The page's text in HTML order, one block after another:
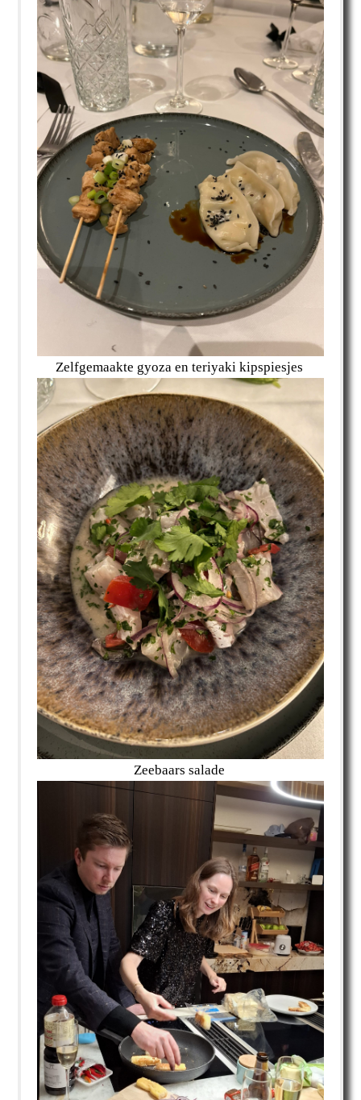
Zelfgemaakte gyoza en teriyaki kipspiesjes
Zeebaars salade